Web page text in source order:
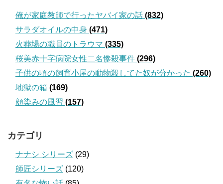
俺が家庭教師で行ったヤバイ家の話 (832)
サラダオイルの中身 (471)
火葬場の職員のトラウマ (335)
桜美赤十字病院女性二名惨殺事件 (296)
子供の頃の飼育小屋の動物殺してた奴が分かった (260)
地獄の箱 (169)
顔染みの風習 (157)
カテゴリ
ナナシ シリーズ (29)
師匠シリーズ (120)